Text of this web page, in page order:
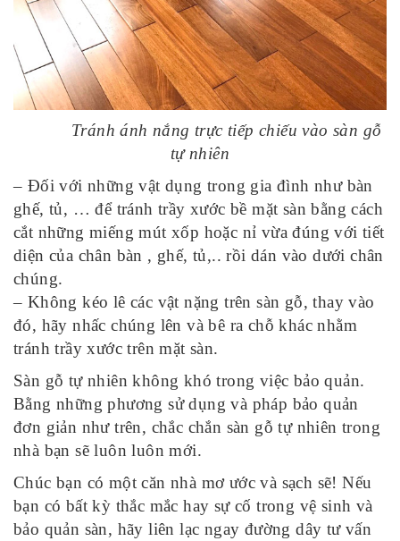
Tránh ánh nắng trực tiếp chiếu vào sàn gỗ
tự nhiên
– Đối với những vật dụng trong gia đình như bàn
ghế, tủ, … để tránh trầy xước bề mặt sàn bằng cách
cắt những miếng mút xốp hoặc nỉ vừa đúng với tiết
diện của chân bàn , ghế, tủ,.. rồi dán vào dưới chân
chúng.
– Không kéo lê các vật nặng trên sàn gỗ, thay vào
đó, hãy nhấc chúng lên và bê ra chỗ khác nhằm
tránh trầy xước trên mặt sàn.
Sàn gỗ tự nhiên không khó trong việc bảo quản.
Bằng những phương sử dụng và pháp bảo quản
đơn giản như trên, chắc chắn sàn gỗ tự nhiên trong
nhà bạn sẽ luôn luôn mới.
Chúc bạn có một căn nhà mơ ước và sạch sẽ! Nếu
bạn có bất kỳ thắc mắc hay sự cố trong vệ sinh và
bảo quản sàn, hãy liên lạc ngay đường dây tư vấn